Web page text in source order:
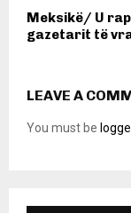
Meksikë/ ​U
gazetarit të
LEAVE A
You must be